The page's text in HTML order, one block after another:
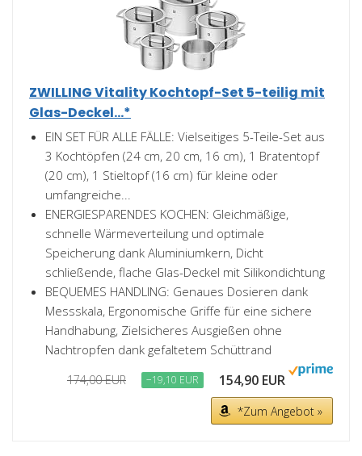
ZWILLING Vitality Kochtopf-Set 5-teilig mit
Glas-Deckel...*
EIN SET FÜR ALLE FÄLLE: Vielseitiges 5-Teile-Set aus
3 Kochtöpfen (24 cm, 20 cm, 16 cm), 1 Bratentopf
(20 cm), 1 Stieltopf (16 cm) für kleine oder
umfangreiche...
ENERGIESPARENDES KOCHEN: Gleichmäßige,
schnelle Wärmeverteilung und optimale
Speicherung dank Aluminiumkern, Dicht
schließende, flache Glas-Deckel mit Silikondichtung
BEQUEMES HANDLING: Genaues Dosieren dank
Messskala, Ergonomische Griffe für eine sichere
Handhabung, Zielsicheres Ausgießen ohne
Nachtropfen dank gefaltetem Schüttrand
174,00 EUR −19,10 EUR 154,90 EUR
*Zum Angebot »